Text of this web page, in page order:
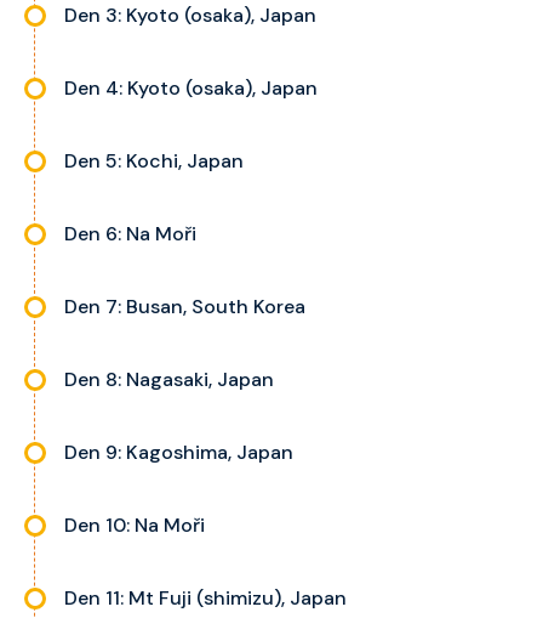
Den 3: Kyoto (osaka), Japan
Den 4: Kyoto (osaka), Japan
Den 5: Kochi, Japan
Den 6: Na Moři
Den 7: Busan, South Korea
Den 8: Nagasaki, Japan
Den 9: Kagoshima, Japan
Den 10: Na Moři
Den 11: Mt Fuji (shimizu), Japan